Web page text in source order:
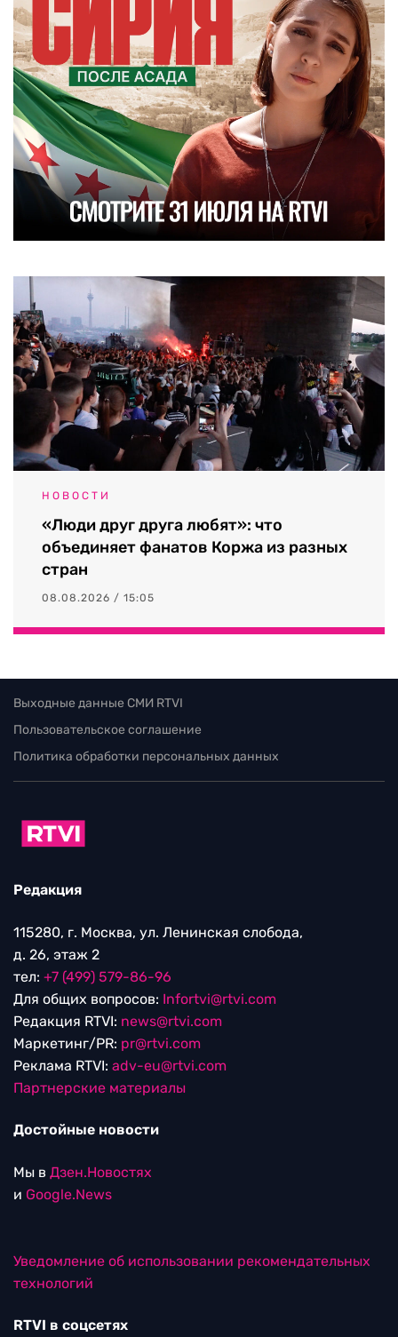
НОВОСТИ
«Люди друг друга любят»: что
объединяет фанатов Коржа из разных
стран
08.08.2026 / 15:05
Выходные данные СМИ RTVI
Пользовательское соглашение
Политика обработки персональных данных
Редакция
115280, г. Москва, ул. Ленинская слобода,
д. 26, этаж 2
тел: +7 (499) 579-86-96
Для общих вопросов: Infortvi@rtvi.com
Редакция RTVI: news@rtvi.com
Маркетинг/PR: pr@rtvi.com
Реклама RTVI: adv-eu@rtvi.com
Партнерские материалы
Достойные новости
Мы в Дзен.Новостях
и Google.News
Уведомление об использовании рекомендательных
технологий
RTVI в соцсетях